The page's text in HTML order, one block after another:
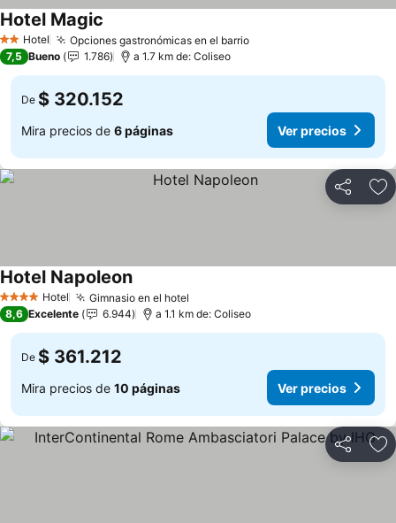
2 Estrellas
Hotel Opciones gastronómicas en el barrio
Hotel Magic
7,5 Bueno 1.786 a 1.7 km de: Coliseo
De $ 320.152
Mira precios de 6 páginas Ver precios
Compartir
4 EstrellasHotel Gimnasio en el hotel
Hotel Napoleon
8,6 Excelente 6.944 a 1.1 km de: Coliseo
De $ 361.212
Mira precios de 10 páginas Ver precios
Compartir